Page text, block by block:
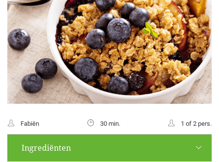
Fabiën 30 min. 1 of 2 pers.
Ingrediënten